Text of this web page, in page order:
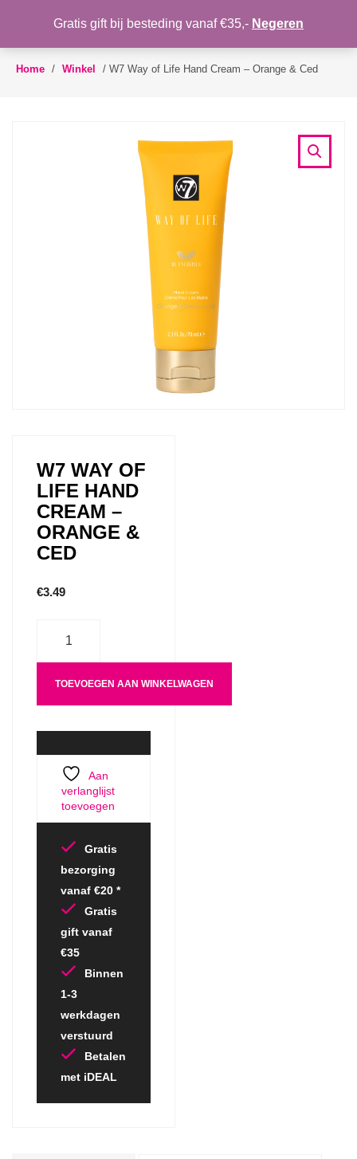
Toggle
WENSLIJST
Home / Winkel / W7 Way of Life Hand Cream – Orange & Ced
W7 WAY OF
LIFE HAND
CREAM –
ORANGE &
CED
€3.49
TOEVOEGEN AAN WINKELWAGEN
Aan
verlanglijst
toevoegen
Gratis
bezorging
vanaf €20 *
Gratis
gift vanaf
€35
Binnen
1-3
werkdagen
verstuurd
Betalen
met iDEAL
Gratis gift bij besteding vanaf €35,- Negeren